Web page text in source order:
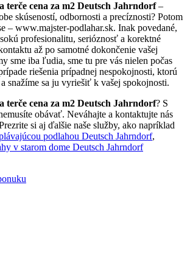
terče cena za m2 Deutsch Jahrndorf–
skúseností, odbornosti a precíznosti? Potom
– www.majster-podlahar.sk. Inak povedané,
profesionalitu, serióznosť a korektné
až po samotné dokončenie vašej
sme iba ľudia, sme tu pre vás nielen počas
riešenia prípadnej nespokojnosti, ktorú
snažíme sa ju vyriešiť k vašej spokojnosti.
terče cena za m2 Deutsch Jahrndorf? S
obávať. Neváhajte a kontaktujte nás
si aj ďalšie naše služby, ako napríklad
podlahou Deutsch Jahrndorf,
v starom dome Deutsch Jahrndorf